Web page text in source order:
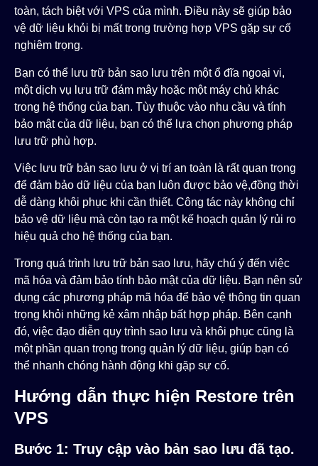
toàn, tách biệt với VPS của mình. Điều này sẽ giúp bảo
vệ dữ liệu khỏi bị mất trong trường hợp VPS gặp sự cố
nghiêm trọng.
Bạn có thể lưu trữ bản sao lưu trên một ổ đĩa ngoại vi,
một dịch vụ lưu trữ đám mây hoặc một máy chủ khác
trong hệ thống của bạn. Tùy thuộc vào nhu cầu và tính
bảo mật của dữ liệu, bạn có thể lựa chọn phương pháp
lưu trữ phù hợp.
Việc lưu trữ bản sao lưu ở vị trí an toàn là rất quan trọng
để đảm bảo dữ liệu của bạn luôn được bảo vệ,đồng thời
dễ dàng khôi phục khi cần thiết. Công tác này không chỉ
bảo vệ dữ liệu mà còn tạo ra một kế hoạch quản lý rủi ro
hiệu quả cho hệ thống của bạn.
Trong quá trình lưu trữ bản sao lưu, hãy chú ý đến việc
mã hóa và đảm bảo tính bảo mật của dữ liệu. Bạn nên sử
dụng các phương pháp mã hóa để bảo vệ thông tin quan
trọng khỏi những kẻ xâm nhập bất hợp pháp. Bên cạnh
đó, việc đạo diễn quy trình sao lưu và khôi phục cũng là
một phần quan trọng trong quản lý dữ liệu, giúp bạn có
thể nhanh chóng hành động khi gặp sự cố.
Hướng dẫn thực hiện Restore trên
VPS
Bước 1: Truy cập vào bản sao lưu đã tạo.